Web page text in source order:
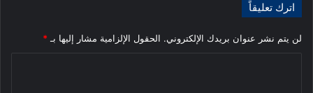
اترك تعليقاً
لن يتم نشر عنوان بريدك الإلكتروني. الحقول الإلزامية مشار إليها بـ *